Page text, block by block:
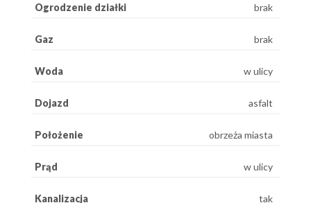
Ogrodzenie działki brak
Gaz brak
Woda w ulicy
Dojazd asfalt
Położenie obrzeża miasta
Prąd w ulicy
Kanalizacja tak